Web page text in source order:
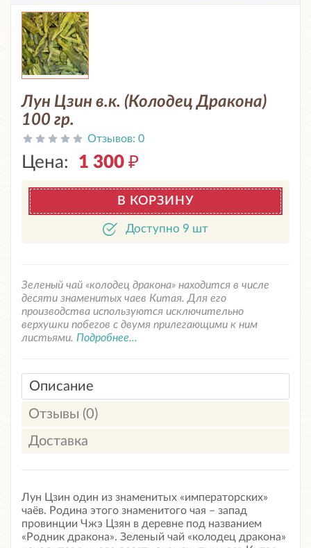
Лун Цзин в.к. (Колодец Дракона)
100 гр.
Отзывов: 0
Цена: 1 300 ₽
В КОРЗИНУ
Доступно 9 шт
Зеленый чай «колодец дракона» находится в числе
десяти знаменитых чаев Китая. Для его
производства используются исключительно
верхушки побегов с двумя прилегающими к ним
листьями. Подробнее...
Описание
Отзывы (0)
Доставка
Лун Цзин один из знаменитых «императорских»
чаёв. Родина этого знаменитого чая – запад
провинции Чжэ Цзян в деревне под названием
«Родник дракона». Зеленый чай «колодец дракона»